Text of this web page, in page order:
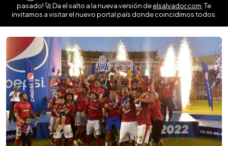
pasado! 🚀 Da el salto a la nueva versión deelsalvador.com . Te
invitamos a visitar el nuevo portal país donde coincidimos todos.